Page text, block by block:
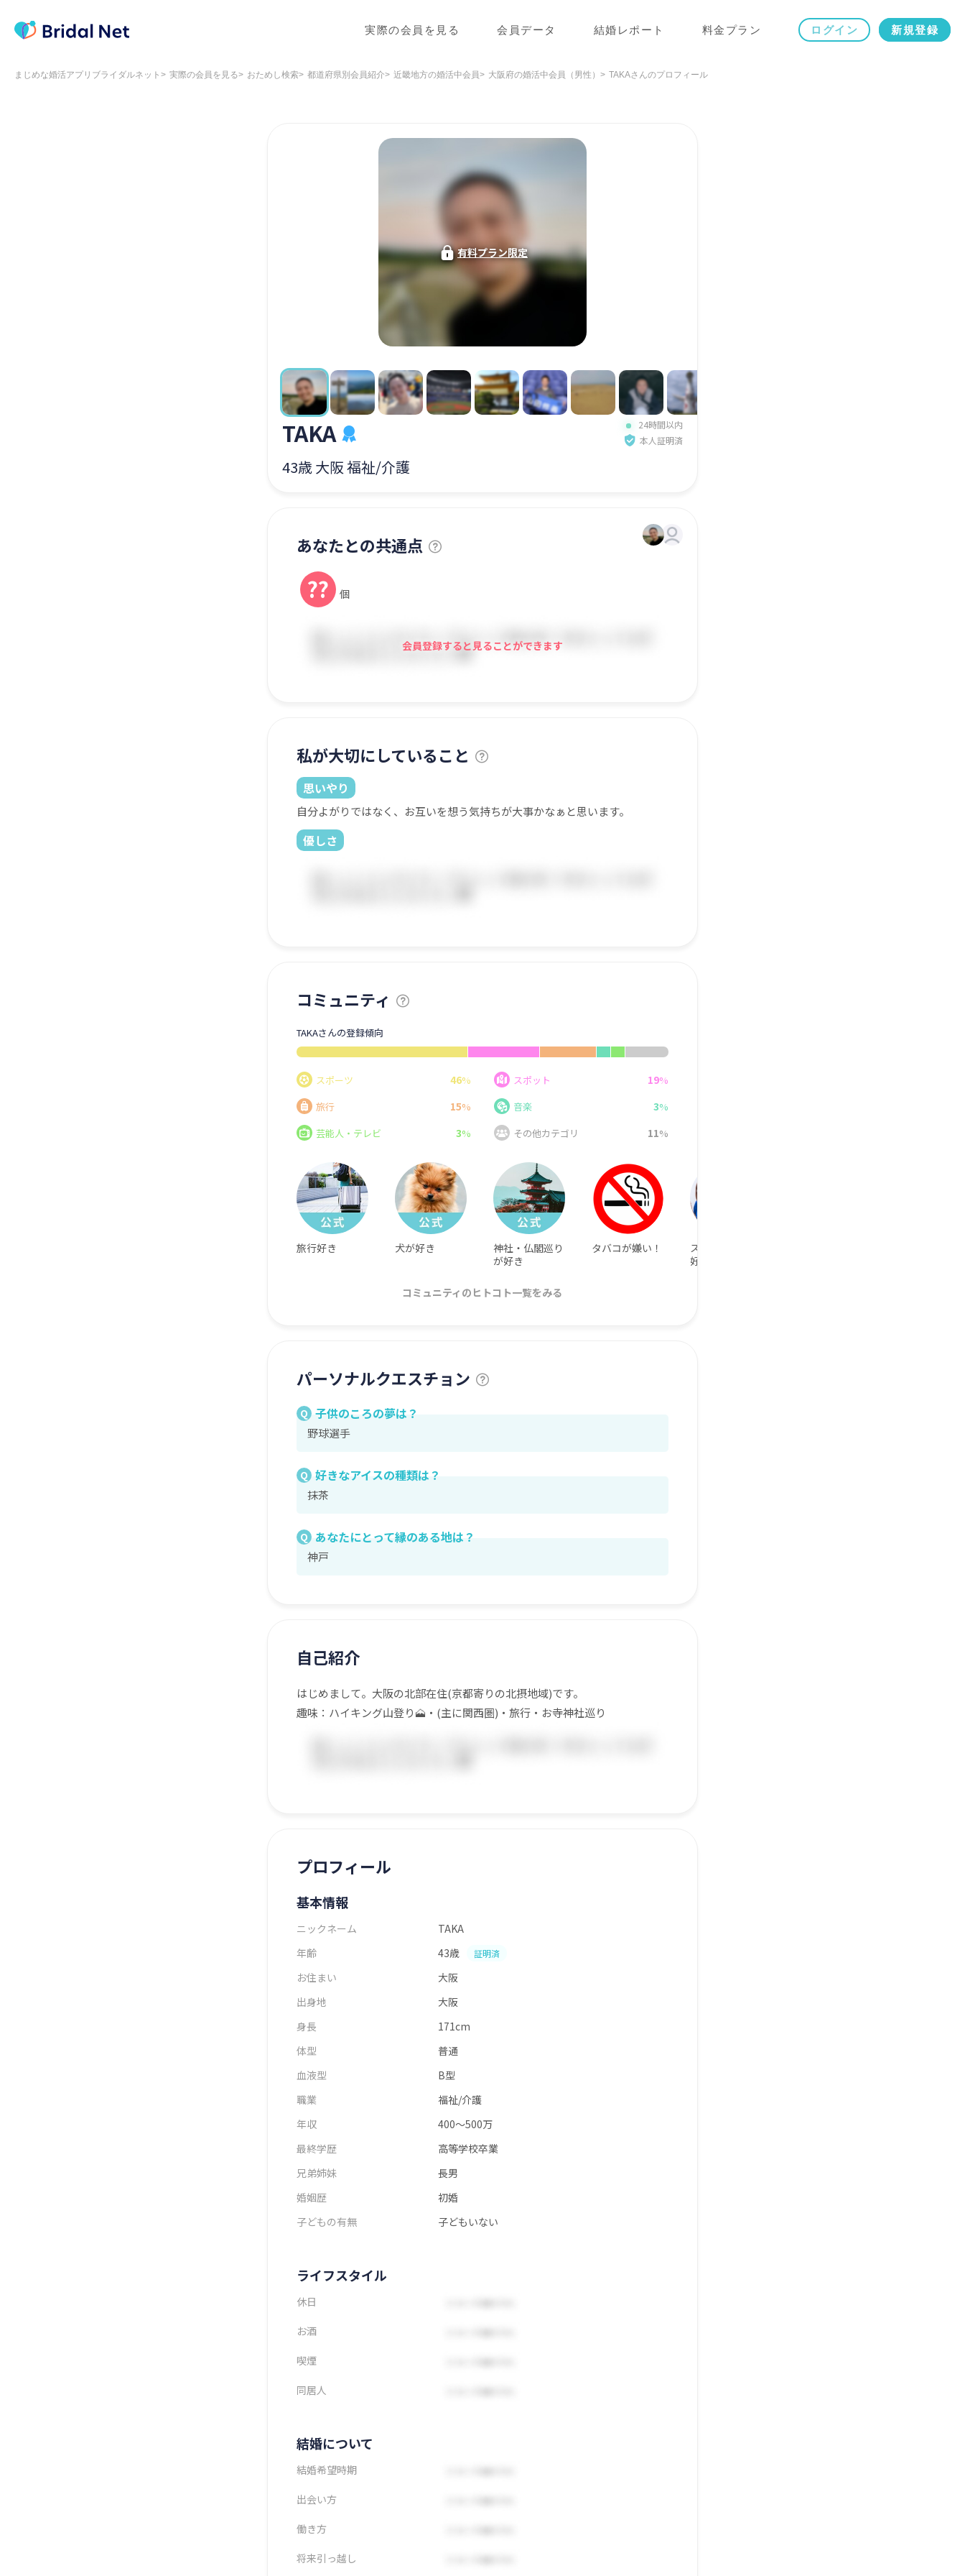
実際の会員を見る 会員データ 結婚レポート 料金プラン ログイン 新規登録
まじめな婚活アプリブライダルネット 実際の会員を見る おためし検索 都道府県別会員紹介 近畿地方の婚活中会員 大阪府の婚活中会員（男性） TAKAさんのプロフィール
有料プラン限定
TAKA
24時間以内
本人証明済
43歳 大阪 福祉/介護
あなたとの共通点
?? 個
会員登録すると見ることができます
私が大切にしていること
思いやり
自分よがりではなく、お互いを想う気持ちが大事かなぁと思います。
優しさ
コミュニティ
TAKAさんの登録傾向
スポーツ 46% スポット 19%
旅行
15% 音楽 3%
芸能人・テレビ
3% その他カテゴリ 11%
旅行好き 犬が好き
神社・仏閣巡り
が好き
タバコが嫌い！
スポーツ観戦が
好き
コミュニティのヒトコト一覧をみる
パーソナルクエスチョン
Q 子供のころの夢は？
野球選手
Q 好きなアイスの種類は？
抹茶
Q あなたにとって縁のある地は？
神戸
自己紹介
はじめまして。大阪の北部在住(京都寄りの北摂地域)です。
趣味：ハイキング山登り🗻・(主に関西圏)・旅行・お寺神社巡り
プロフィール
基本情報
ニックネーム
TAKA
年齢
43歳 証明済
お住まい
大阪
出身地
大阪
身長
171cm
体型
普通
血液型
B型
職業
福祉/介護
年収
400～500万
最終学歴
高等学校卒業
兄弟姉妹
長男
婚姻歴
初婚
子どもの有無
子どもいない
ライフスタイル
休日
お酒
喫煙
同居人
結婚について
結婚希望時期
出会い方
働き方
将来引っ越し